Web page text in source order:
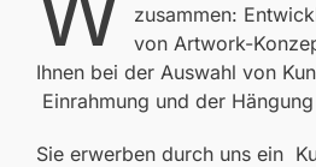
zusammen:
von Artwork-
Ihnen bei der Auswahl von
Einrahmung und der
Sie erwerben durch uns ein